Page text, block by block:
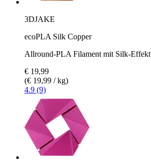
3DJAKE
ecoPLA Silk Copper
Allround-PLA Filament mit Silk-Effekt
€ 19,99
(€ 19,99 / kg)
4.9 (9)